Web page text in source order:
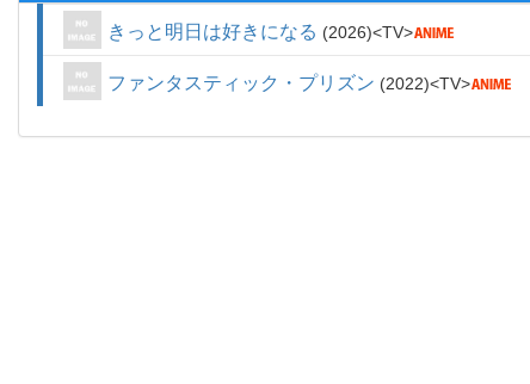
きっと明日は好きになる 2026 TV
ファンタスティック・プリズン 2022 TV